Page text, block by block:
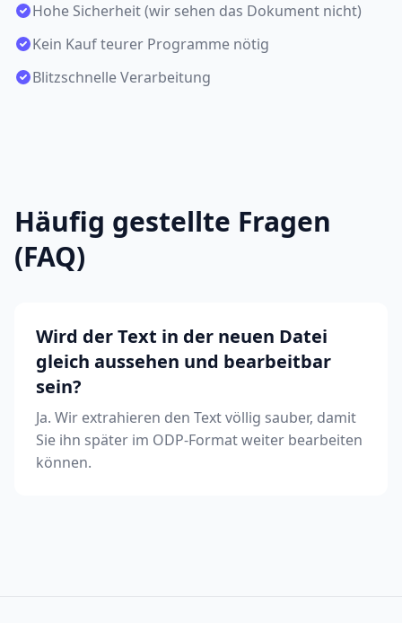
Hohe Sicherheit (wir sehen das Dokument nicht)
Kein Kauf teurer Programme nötig
Blitzschnelle Verarbeitung
Häufig gestellte Fragen
(FAQ)
Wird der Text in der neuen Datei
gleich aussehen und bearbeitbar
sein?
Ja. Wir extrahieren den Text völlig sauber, damit
Sie ihn später im ODP-Format weiter bearbeiten
können.